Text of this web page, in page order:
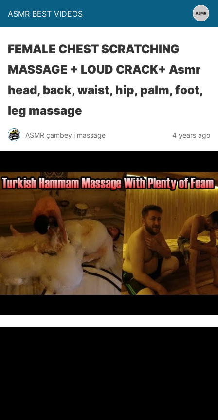
ASMR BEST VIDEOS
FEMALE CHEST SCRATCHING
MASSAGE + LOUD CRACK+ Asmr
head, back, waist, hip, palm, foot,
leg massage
ASMR çambeyli massage 4 years ago